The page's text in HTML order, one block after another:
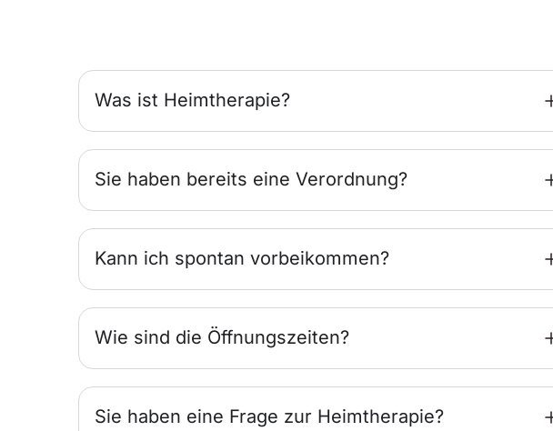
Was ist Heimtherapie?
Sie haben bereits eine Verordnung?
Kann ich spontan vorbeikommen?
Wie sind die Öffnungszeiten?
Sie haben eine Frage zur Heimtherapie?